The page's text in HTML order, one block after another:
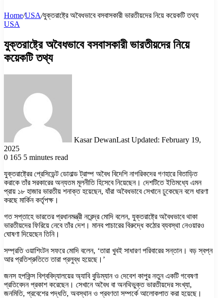
Home/USA/যুক্তরাষ্ট্রে অবৈধভাবে বসবাসকারী ভারতীয়দের নিয়ে কয়েকটি তথ্য
USA
যুক্তরাষ্ট্রে অবৈধভাবে বসবাসকারী ভারতীয়দের নিয়ে
কয়েকটি তথ্য
Kasar DewanLast Updated: February 19,
2025
0 165 5 minutes read
যুক্তরাষ্ট্রের প্রেসিডেন্ট ডোনাল্ড ট্রাম্প অবৈধ বিদেশি নাগরিকদের গণহারে বিতাড়িত
করাকে তাঁর সরকারের অন্যতম মূলনীতি হিসেবে নিয়েছেন। দেশটিতে ইতিমধ্যে এমন
প্রায় ১৮ হাজার ভারতীয় শনাক্ত হয়েছেন, যাঁরা অবৈধভাবে সেখানে ঢুকেছেন বলে ধারণা
করছে মার্কিন কর্তৃপক্ষ।
গত সপ্তাহে ভারতের প্রধানমন্ত্রী নরেন্দ্র মোদি বলেন, যুক্তরাষ্ট্রে অবৈধভাবে থাকা
ভারতীয়দের ফিরিয়ে নেবে তাঁর দেশ। মানব পাচারের বিরুদ্ধে কঠোর ব্যবস্থা নেওয়ারও
ঘোষণা দিয়েছেন তিনি।
সম্প্রতি ওয়াশিংটন সফরে মোদি বলেন, ‘তারা খুবই সাধারণ পরিবারের সন্তান। বড় স্বপ্ন
আর প্রতিশ্রুতিতে তারা প্রলুব্ধ হয়েছে।’
জনস হপকিন্স বিশ্ববিদ্যালয়ের অ্যাবি বুডিম্যান ও দেবেশ কাপুর নতুন একটি গবেষণা
প্রতিবেদন প্রকাশ করেছেন। সেখানে অবৈধ বা অনথিভুক্ত ভারতীয়দের সংখ্যা,
জনমিতি, প্রবেশের পদ্ধতি, অবস্থান ও প্রবণতা সম্পর্কে আলোকপাত করা হয়েছে।